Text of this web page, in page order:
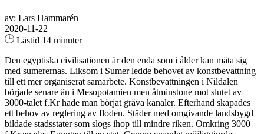
av: Lars Hammarén
2020-11-22
Lästid 14 minuter
Den egyptiska civilisationen är den enda som i ålder kan mäta sig
med sumerernas. Liksom i Sumer ledde behovet av konstbevattning
till ett mer organiserat samarbete. Konstbevattningen i Nildalen
började senare än i Mesopotamien men åtminstone mot slutet av
3000-talet f.Kr hade man börjat gräva kanaler. Efterhand skapades
ett behov av reglering av floden. Städer med omgivande landsbygd
bildade stadsstater som slogs ihop till mindre riken. Omkring 3000